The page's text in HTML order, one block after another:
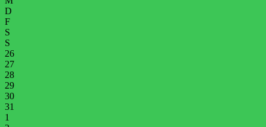
D
F
S
S
26
27
28
29
30
31
1